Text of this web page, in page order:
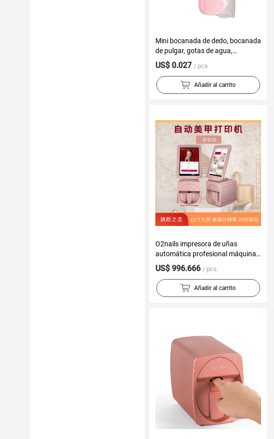
Mini bocanada de dedo, bocanada
de pulgar, gotas de agua,
bocanada pequeña, cojín de aire,
maquillaje seco y húmedo,
bocanada al por mayor
US$ 0.027 / pcs
Añadir al carrito
O2nails impresora de uñas
automática profesional máquina
de pintura digital inteligente
máquina de impresión de uñas
inteligente
US$ 996.666 / pcs
Añadir al carrito